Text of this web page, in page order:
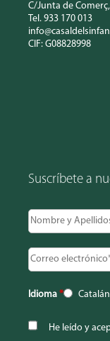
C/Junta de
Tel. 933 170 013
CIF: G08828998
Suscríbete a
Idioma * Catalán
He leído y